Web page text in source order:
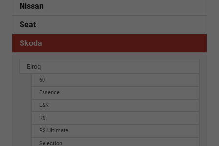
Nissan
Seat
Skoda
Elroq
60
Essence
L&K
RS
RS Ultimate
Selection